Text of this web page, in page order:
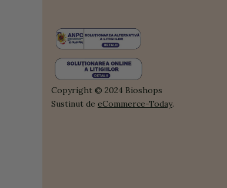
Copyright © 2024 Bioshops
Sustinut de eCommerce-Today.